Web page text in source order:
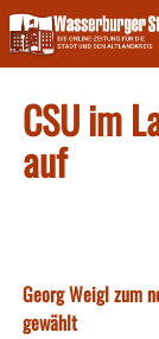
Skip
to
content
CSU im
auf
Georg Weigl zum
gewählt